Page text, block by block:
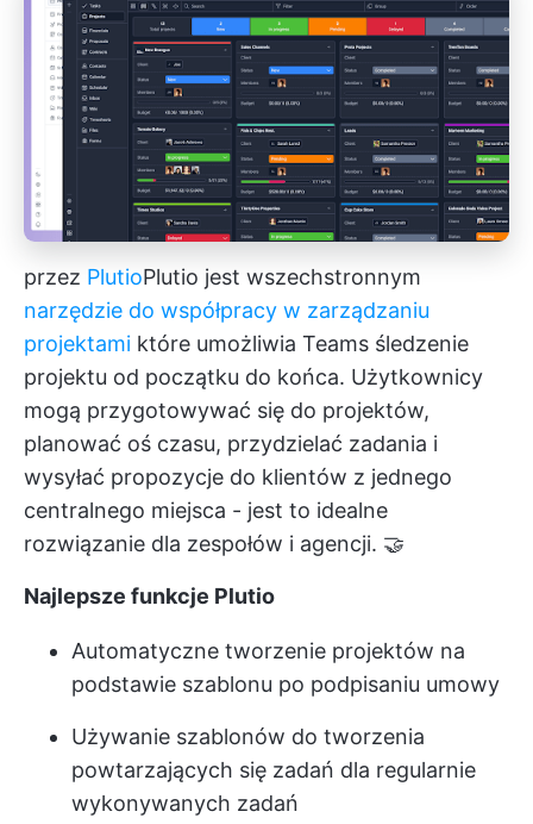
przez PlutioPlutio jest wszechstronnym
narzędzie do współpracy w zarządzaniu
projektami które umożliwia Teams śledzenie
projektu od początku do końca. Użytkownicy
mogą przygotowywać się do projektów,
planować oś czasu, przydzielać zadania i
wysyłać propozycje do klientów z jednego
centralnego miejsca - jest to idealne
rozwiązanie dla zespołów i agencji. 🤝
Najlepsze funkcje Plutio
Automatyczne tworzenie projektów na
podstawie szablonu po podpisaniu umowy
Używanie szablonów do tworzenia
powtarzających się zadań dla regularnie
wykonywanych zadań